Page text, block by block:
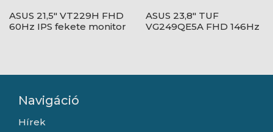
ASUS 21,5" VT229H FHD
60Hz IPS fekete monitor
ASUS 23,8" TUF
VG249QE5A FHD 146Hz
Navigáció
Hírek